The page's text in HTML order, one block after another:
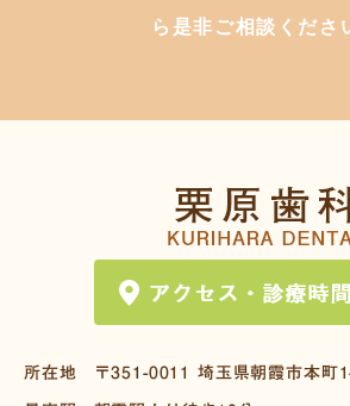
ら是非ご相談くださ
所在地 〒351-0011 埼玉県朝霞市本町